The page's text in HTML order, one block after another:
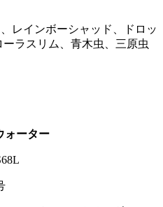
レインボーシャッド、ドロッ
ラスリム、青木虫、三原虫
ォーター